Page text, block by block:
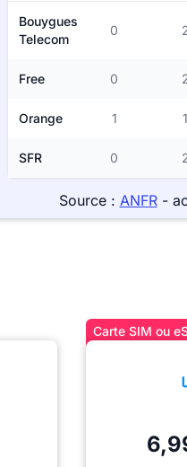
Bouygues
Telecom
0
Free 0
Orange 1 1
SFR 0
Source : ANFR-
Carte SIM ou